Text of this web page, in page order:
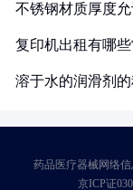
不锈钢材质厚度
复印机出租有哪
溶于水的润滑剂
药品医疗器械网络
京ICP证